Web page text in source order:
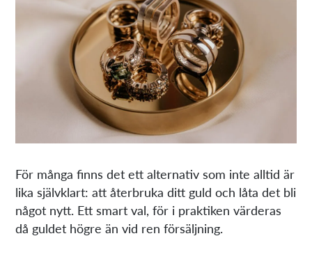
För många finns det ett alternativ som inte alltid är
lika självklart: att återbruka ditt guld och låta det bli
något nytt. Ett smart val, för i praktiken värderas
då guldet högre än vid ren försäljning.